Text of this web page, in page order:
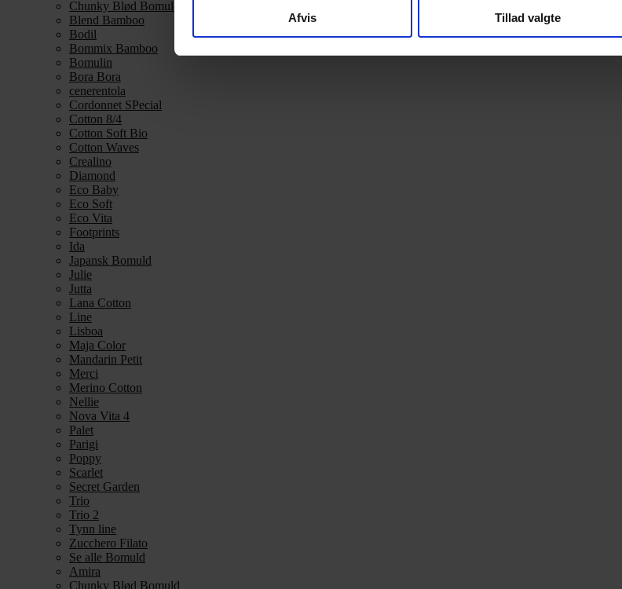
Afvis Tillad valgte
Chunky Blød Bomuld
Blend Bamboo
Bodil
Bommix Bamboo
Bomulin
Bora Bora
cenerentola
Cordonnet SPecial
Cotton 8/4
Cotton Soft Bio
Cotton Waves
Crealino
Diamond
Eco Baby
Eco Soft
Eco Vita
Footprints
Ida
Japansk Bomuld
Julie
Jutta
Lana Cotton
Line
Lisboa
Maja Color
Mandarin Petit
Merci
Merino Cotton
Nellie
Nova Vita 4
Palet
Parigi
Poppy
Scarlet
Secret Garden
Trio
Trio 2
Tynn line
Zucchero Filato
Se alle Bomuld
Amira
Chunky Blød Bomuld